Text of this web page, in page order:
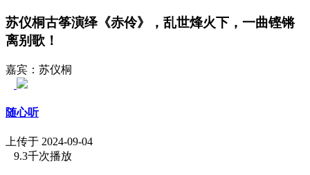
苏仪桐古筝演绎《赤伶》，乱世烽火下，一曲铿锵
离别歌！
嘉宾：苏仪桐
随心听
上传于 2024-09-04
9.3千次播放